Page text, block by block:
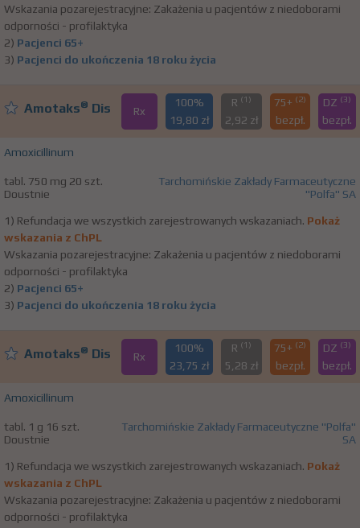
Wskazania pozarejestracyjne: Zakażenia u pacjentów z niedoborami
odporności - profilaktyka
2) Pacjenci 65+
3) Pacjenci do ukończenia 18 roku życia
Amotaks® Dis Rx
100%
19,80 zł
R (1)
2,92 zł
75+ (2)
bezpł.
DZ (3)
bezpł.
Amoxicillinum
tabl. 750 mg 20 szt.
Doustnie
Tarchomińskie Zakłady Farmaceutyczne
"Polfa" SA
1) Refundacja we wszystkich zarejestrowanych wskazaniach. Pokaż
wskazania z ChPL
Wskazania pozarejestracyjne: Zakażenia u pacjentów z niedoborami
odporności - profilaktyka
2) Pacjenci 65+
3) Pacjenci do ukończenia 18 roku życia
Amotaks® Dis Rx
100%
23,75 zł
R (1)
5,28 zł
75+ (2)
bezpł.
DZ (3)
bezpł.
Amoxicillinum
tabl. 1 g 16 szt.
Doustnie
Tarchomińskie Zakłady Farmaceutyczne "Polfa"
SA
1) Refundacja we wszystkich zarejestrowanych wskazaniach. Pokaż
wskazania z ChPL
Wskazania pozarejestracyjne: Zakażenia u pacjentów z niedoborami
odporności - profilaktyka